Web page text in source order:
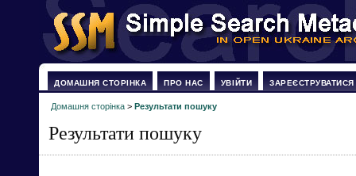
ДОМАШНЯ СТОРІНКА ПРО НАС УВІЙТИ ЗАРЕЄСТРУВАТИСЯ
Домашня сторінка > Результати пошуку
Результати пошуку